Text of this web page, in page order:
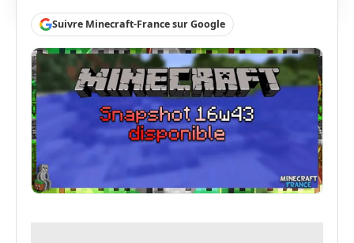
Suivre Minecraft-France sur Google